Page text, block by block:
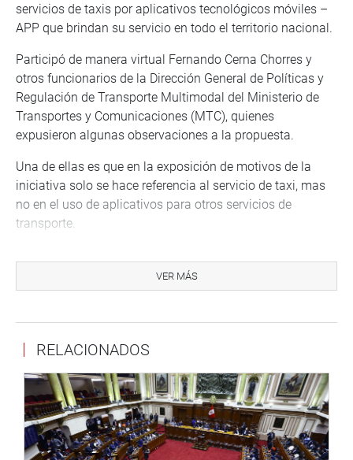
servicios de taxis por aplicativos tecnológicos móviles –
APP que brindan su servicio en todo el territorio nacional.
Participó de manera virtual Fernando Cerna Chorres y
otros funcionarios de la Dirección General de Políticas y
Regulación de Transporte Multimodal del Ministerio de
Transportes y Comunicaciones (MTC), quienes
expusieron algunas observaciones a la propuesta.
Una de ellas es que en la exposición de motivos de la
iniciativa solo se hace referencia al servicio de taxi, mas
no en el uso de aplicativos para otros servicios de
transporte.
empresas de aplicativos, acorde con el marco legal del
sector Transportes, y que el registro de las empresas debe
También dieron sus aportes Hania Pérez de Cuéllar,
presidenta del Consejo Directivo del Instituto Nacional de
Defensa de la Competencia y de la Protección de la
Propiedad Intelectual, (INDECOPI); Felipe Simón Sohn,
director de Asuntos Corporativos de DIDI para el cono Sur
y funcionarios de la Presidencia del Consejo de Ministros
y del Ministerio de Trabajo y Promoción del Empleo.
VER MÁS
RELACIONADOS